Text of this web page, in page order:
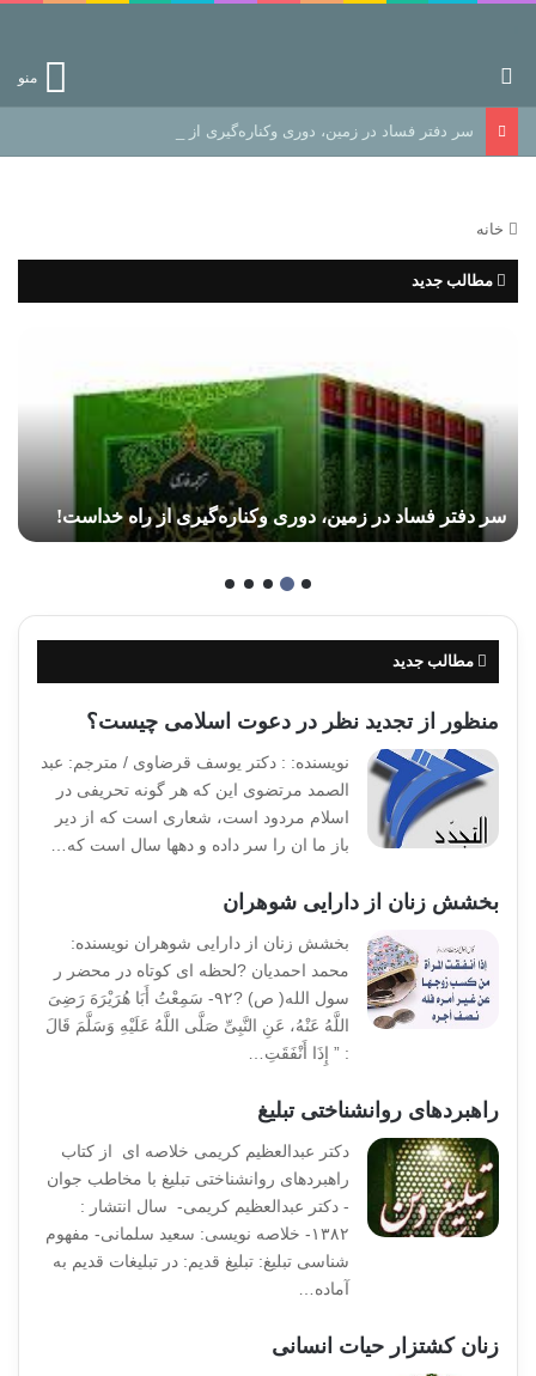
منو
سر دفتر فساد در زمین‌، دوری وکناره‌گیری از راه خداست‌!
خانه
مطالب جدید
فساد در زمین‌، دوری وکناره‌گیری از راه خداست‌!
مطالب جدید
منظور از تجدید نظر در دعوت اسلامی چیست؟
نویسنده: : دکتر یوسف قرضاوی / مترجم: عبد
الصمد مرتضوی این که هر گونه تحریفی در
اسلام مردود است، شعاری است که از دیر
باز ما ان را سر داده و دهها سال است که…
بخشش زنان از دارایی شوهران
بخشش زنان از دارایی شوهران نویسنده:
محمد احمدیان ?لحظه ای کوتاه در محضر ر
سول الله( ص) ?۹۲- سَمِعْتُ أَبَا هُرَیْرَهَ رَضِیَ
اللَّهُ عَنْهُ، عَنِ النَّبِیِّ صَلَّى اللَّهُ عَلَیْهِ وَسَلَّمَ قَالَ
: ” إِذَا أَنْفَقَتِ…
راهبردهای روانشناختی تبلیغ
دکتر عبدالعظیم کریمی خلاصه ای از کتاب
راهبردهای روانشناختی تبلیغ با مخاطب جوان
- دکتر عبدالعظیم کریمی- سال انتشار :
۱۳۸۲- خلاصه نویسی: سعید سلمانی- مفهوم
شناسی تبلیغ: تبلیغ قدیم: در تبلیغات قدیم به
آماده…
زنان کشتزار حیات انسانی